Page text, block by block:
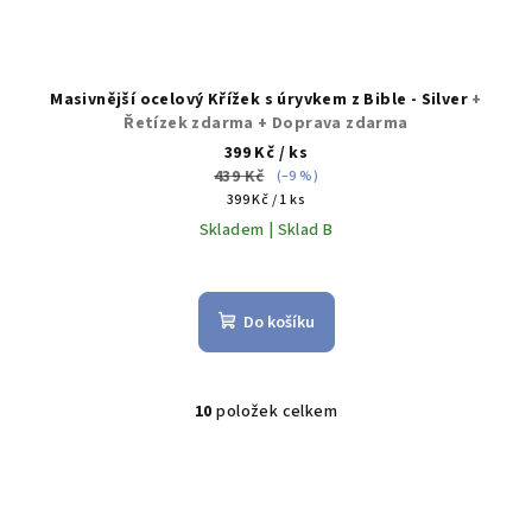
Masivnější ocelový Křížek s úryvkem z Bible - Silver +
Řetízek zdarma + Doprava zdarma
399 Kč / ks
439 Kč
(–9 %)
Měrná
cena:
399 Kč / 1 ks
Skladem | Sklad B
hodnocení
produktu
5
Do košíku
O
10 položek celkem